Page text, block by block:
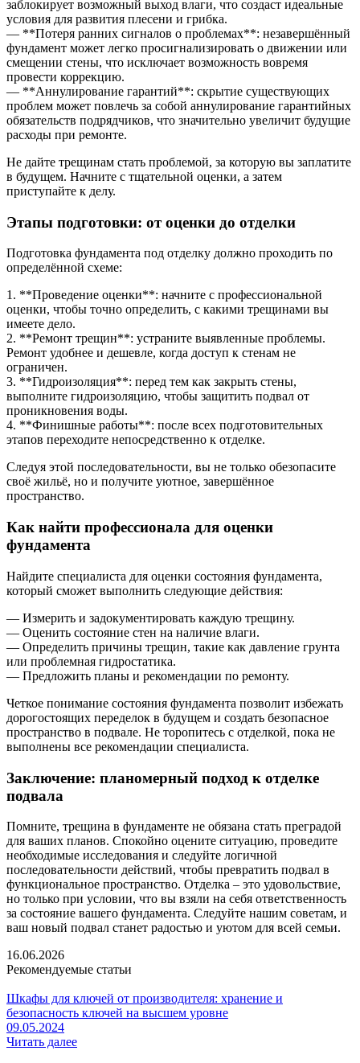
заблокирует возможный выход влаги, что создаст идеальные
условия для развития плесени и грибка.
— **Потеря ранних сигналов о проблемах**: незавершённый
фундамент может легко просигнализировать о движении или
смещении стены, что исключает возможность вовремя
провести коррекцию.
— **Аннулирование гарантий**: скрытие существующих
проблем может повлечь за собой аннулирование гарантийных
обязательств подрядчиков, что значительно увеличит будущие
расходы при ремонте.
Не дайте трещинам стать проблемой, за которую вы заплатите
в будущем. Начните с тщательной оценки, а затем
приступайте к делу.
Этапы подготовки: от оценки до отделки
Подготовка фундамента под отделку должно проходить по
определённой схеме:
1. **Проведение оценки**: начните с профессиональной
оценки, чтобы точно определить, с какими трещинами вы
имеете дело.
2. **Ремонт трещин**: устраните выявленные проблемы.
Ремонт удобнее и дешевле, когда доступ к стенам не
ограничен.
3. **Гидроизоляция**: перед тем как закрыть стены,
выполните гидроизоляцию, чтобы защитить подвал от
проникновения воды.
4. **Финишные работы**: после всех подготовительных
этапов переходите непосредственно к отделке.
Следуя этой последовательности, вы не только обезопасите
своё жильё, но и получите уютное, завершённое
пространство.
Как найти профессионала для оценки
фундамента
Найдите специалиста для оценки состояния фундамента,
который сможет выполнить следующие действия:
— Измерить и задокументировать каждую трещину.
— Оценить состояние стен на наличие влаги.
— Определить причины трещин, такие как давление грунта
или проблемная гидростатика.
— Предложить планы и рекомендации по ремонту.
Четкое понимание состояния фундамента позволит избежать
дорогостоящих переделок в будущем и создать безопасное
пространство в подвале. Не торопитесь с отделкой, пока не
выполнены все рекомендации специалиста.
Заключение: планомерный подход к отделке
подвала
Помните, трещина в фундаменте не обязана стать преградой
для ваших планов. Спокойно оцените ситуацию, проведите
необходимые исследования и следуйте логичной
последовательности действий, чтобы превратить подвал в
функциональное пространство. Отделка – это удовольствие,
но только при условии, что вы взяли на себя ответственность
за состояние вашего фундамента. Следуйте нашим советам, и
ваш новый подвал станет радостью и уютом для всей семьи.
16.06.2026
Рекомендуемые статьи
Шкафы для ключей от производителя: хранение и
безопасность ключей на высшем уровне
09.05.2024
Читать далее